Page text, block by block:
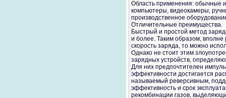
Область применения: обычные
компьютеры, видеокамеры,
производственное
Отличительные преимущества.
Быстрый и простой метод
и более. Таким образом, вполне
скорость заряда, то можно
Однако не стоит этим
зарядных устройств,
Для них предпочтителен
эффективности достигается
называемый реверсивным,
эффективность и срок
рекомбинации газов,